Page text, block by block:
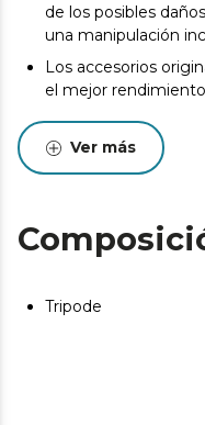
de los posibles
una manipulación
Los accesorios
el mejor
Ver más
Tripode